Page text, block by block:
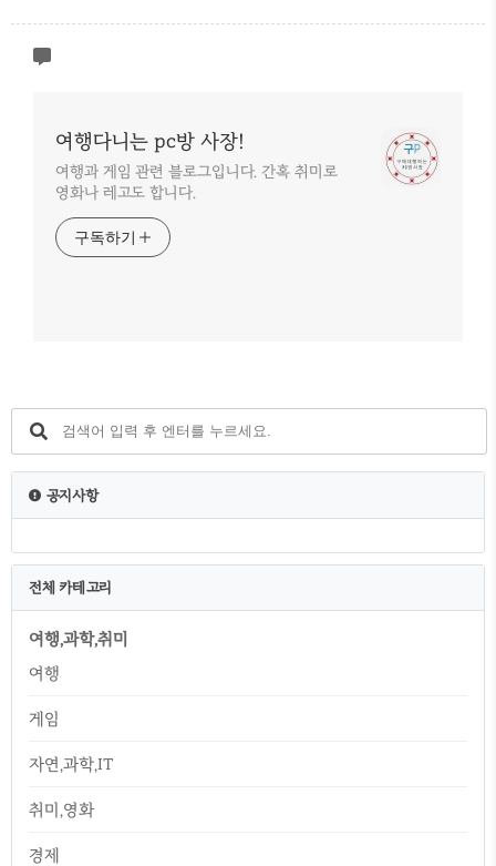
여행다니는 pc방 사장!
여행과 게임 관련 블로그입니다. 간혹 취미로
영화나 레고도 합니다.
구독하기
공지사항
전체 카테고리
여행,과학,취미
여행
게임
자연,과학,IT
취미,영화
경제